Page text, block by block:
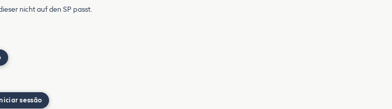
nicht auf den SP passt.
Iniciar sessão